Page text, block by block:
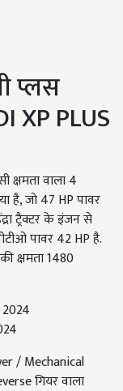
प्लस
XP PLUS
क्षमता वाला 4
है, जो 47 HP पावर
ट्रैक्टर के इंजन से
पावर 42 HP है.
क्षमता 1480
/ Mechanical
गियर वाला